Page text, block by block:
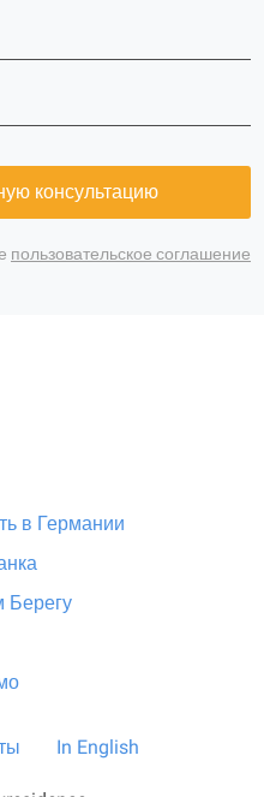
консультацию
пользовательское соглашение
в Германии
Берегу
In English